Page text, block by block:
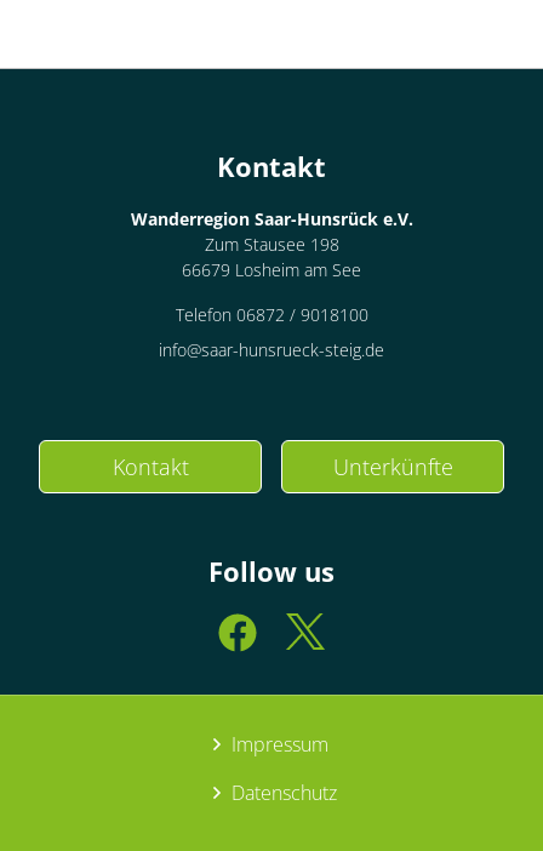
Kontakt
Wanderregion Saar-Hunsrück e.V.
Zum Stausee 198
66679 Losheim am See
Telefon 06872 / 9018100
info@saar-hunsrueck-steig.de
Kontakt Unterkünfte
Follow us
Impressum
Datenschutz